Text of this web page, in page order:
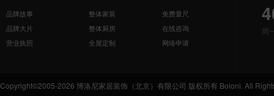
品牌故事
品牌大片
营业执照
整体家装
整体厨房
全屋定制
免费量尺
在线咨询
网络申请
周
Copyright©2005-2026 博洛尼家居装饰（北京）有限公司 版权所有 Boloni. All